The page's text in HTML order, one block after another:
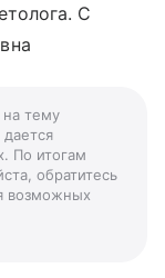
С
на тему
По итогам
обратитесь
возможных